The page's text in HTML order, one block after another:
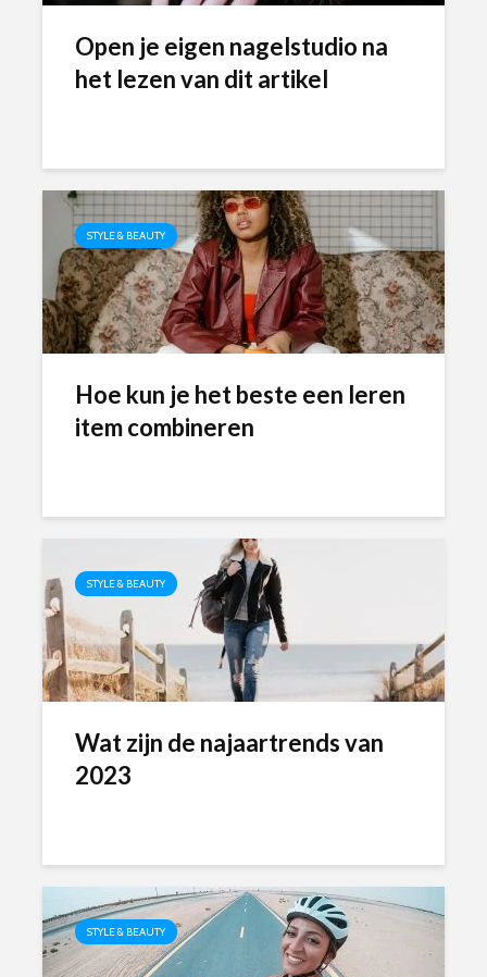
Open je eigen nagelstudio na
het lezen van dit artikel
STYLE & BEAUTY
Hoe kun je het beste een leren
item combineren
STYLE & BEAUTY
Wat zijn de najaartrends van
2023
STYLE & BEAUTY